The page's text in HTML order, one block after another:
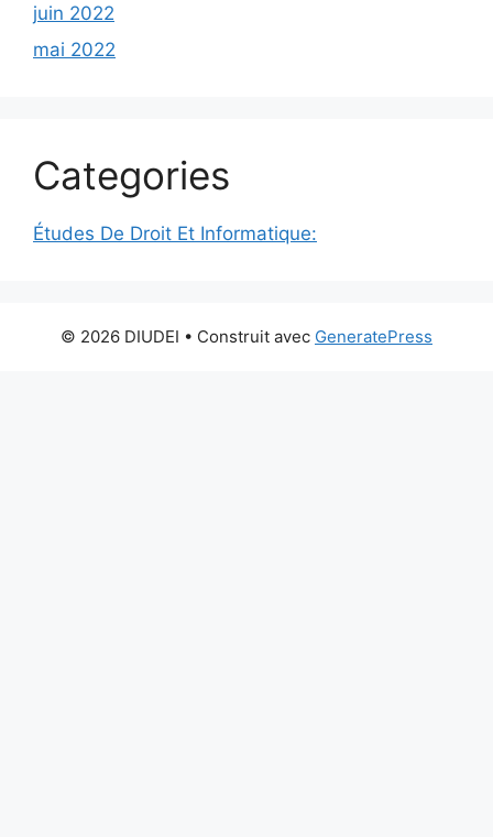
juin 2022
mai 2022
Categories
Études De Droit Et Informatique:
© 2026 DIUDEI • Construit avec GeneratePress